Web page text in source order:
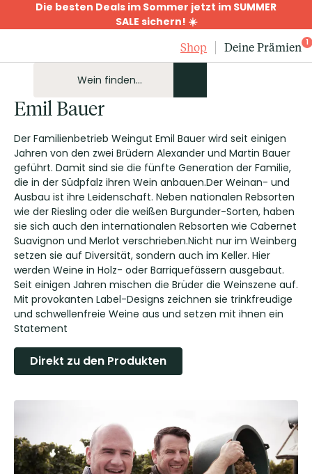
Die besten Deals im Sommer jetzt im SUMMER
SALE sichern! ☀️
Shop
Deine Prämien 1
Emil Bauer
Der Familienbetrieb Weingut Emil Bauer wird seit einigen
Jahren von den zwei Brüdern Alexander und Martin Bauer
geführt. Damit sind sie die fünfte Generation der Familie,
die in der Südpfalz ihren Wein anbauen.Der Weinan- und
Ausbau ist ihre Leidenschaft. Neben nationalen Rebsorten
wie der Riesling oder die weißen Burgunder-Sorten, haben
sie sich auch den internationalen Rebsorten wie Cabernet
Suavignon und Merlot verschrieben.Nicht nur im Weinberg
setzen sie auf Diversität, sondern auch im Keller. Hier
werden Weine in Holz- oder Barriquefässern ausgebaut.
Seit einigen Jahren mischen die Brüder die Weinszene auf.
Mit provokanten Label-Designs zeichnen sie trinkfreudige
und schwellenfreie Weine aus und setzen mit ihnen ein
Statement
Direkt zu den Produkten